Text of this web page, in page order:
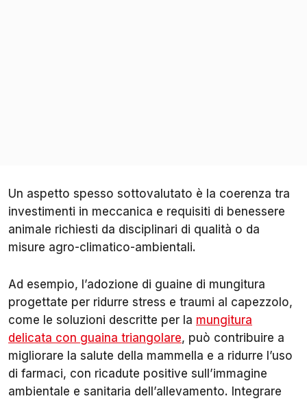
Un aspetto spesso sottovalutato è la coerenza tra
investimenti in meccanica e requisiti di benessere
animale richiesti da disciplinari di qualità o da
misure agro-climatico-ambientali.
Ad esempio, l’adozione di guaine di mungitura
progettate per ridurre stress e traumi al capezzolo,
come le soluzioni descritte per la mungitura
delicata con guaina triangolare, può contribuire a
migliorare la salute della mammella e a ridurre l’uso
di farmaci, con ricadute positive sull’immagine
ambientale e sanitaria dell’allevamento. Integrare